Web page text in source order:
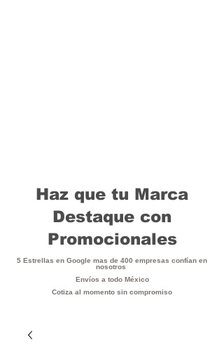
5 Estrellas en Google mas de 400 empresas confían en
nosotros
Envíos a todo México
Cotiza al momento sin compromiso
Haz que tu Marca
Destaque con
Promocionales